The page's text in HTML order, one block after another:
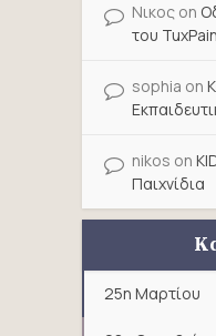
Νικος on
του
sophia on
nikos on
Παιχνίδια
25η Μαρτίου